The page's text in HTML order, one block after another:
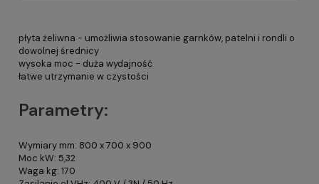
płyta żeliwna - umożliwia stosowanie garnków, patelni i rondli o
dowolnej średnicy
wysoka moc - duża wydajność
łatwe utrzymanie w czystości
Parametry:
Wymiary mm: 800 x 700 x 900
Moc kW: 5,32
Waga kg: 170